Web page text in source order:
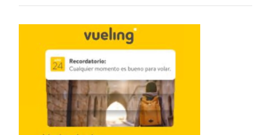
p
r
e
s
c
i
n
d
i